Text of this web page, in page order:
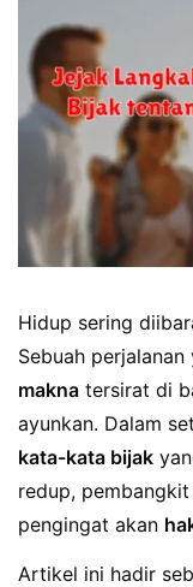
Hidup sering
Sebuah
makna tersirat di
ayunkan. Dalam
kata-kata bijak
redup,
pengingat akan
Artikel ini hadir